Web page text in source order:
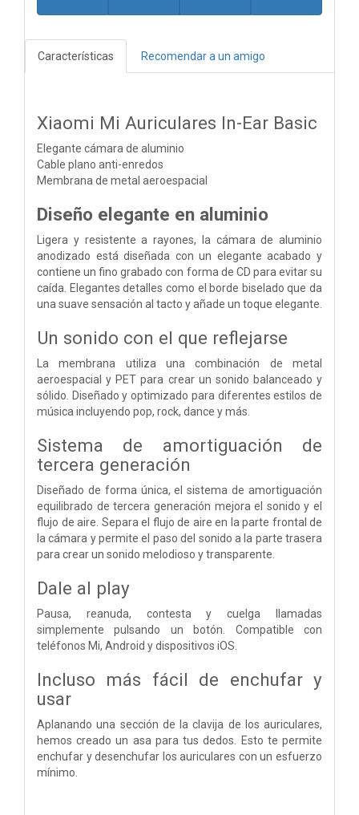
Características Recomendar a un amigo
Xiaomi Mi Auriculares In-Ear Basic
Elegante cámara de aluminio
Cable plano anti-enredos
Membrana de metal aeroespacial
Diseño elegante en aluminio
Ligera y resistente a rayones, la cámara de aluminio
anodizado está diseñada con un elegante acabado y
contiene un fino grabado con forma de CD para evitar su
caída. Elegantes detalles como el borde biselado que da
una suave sensación al tacto y añade un toque elegante.
Un sonido con el que reflejarse
La membrana utiliza una combinación de metal
aeroespacial y PET para crear un sonido balanceado y
sólido. Diseñado y optimizado para diferentes estilos de
música incluyendo pop, rock, dance y más.
Sistema de amortiguación de
tercera generación
Diseñado de forma única, el sistema de amortiguación
equilibrado de tercera generación mejora el sonido y el
flujo de aire. Separa el flujo de aire en la parte frontal de
la cámara y permite el paso del sonido a la parte trasera
para crear un sonido melodioso y transparente.
Dale al play
Pausa, reanuda, contesta y cuelga llamadas
simplemente pulsando un botón. Compatible con
teléfonos Mi, Android y dispositivos iOS.
Incluso más fácil de enchufar y
usar
Aplanando una sección de la clavija de los auriculares,
hemos creado un asa para tus dedos. Esto te permite
enchufar y desenchufar los auriculares con un esfuerzo
mínimo.